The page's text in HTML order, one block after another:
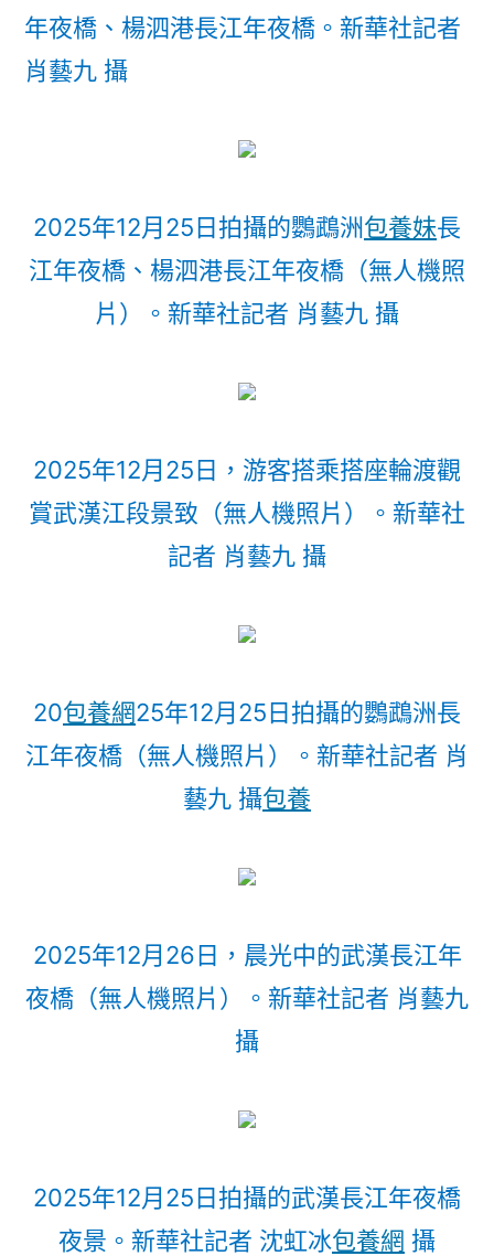
年夜橋、楊泗港長江年夜橋。新華社記者
肖藝九 攝
2025年12月25日拍攝的鸚鵡洲包養妹長
江年夜橋、楊泗港長江年夜橋（無人機照
片）。新華社記者 肖藝九 攝
2025年12月25日，游客搭乘搭座輪渡觀
賞武漢江段景致（無人機照片）。新華社
記者 肖藝九 攝
20包養網25年12月25日拍攝的鸚鵡洲長
江年夜橋（無人機照片）。新華社記者 肖
藝九 攝包養
2025年12月26日，晨光中的武漢長江年
夜橋（無人機照片）。新華社記者 肖藝九
攝
2025年12月25日拍攝的武漢長江年夜橋
夜景。新華社記者 沈虹冰包養網 攝